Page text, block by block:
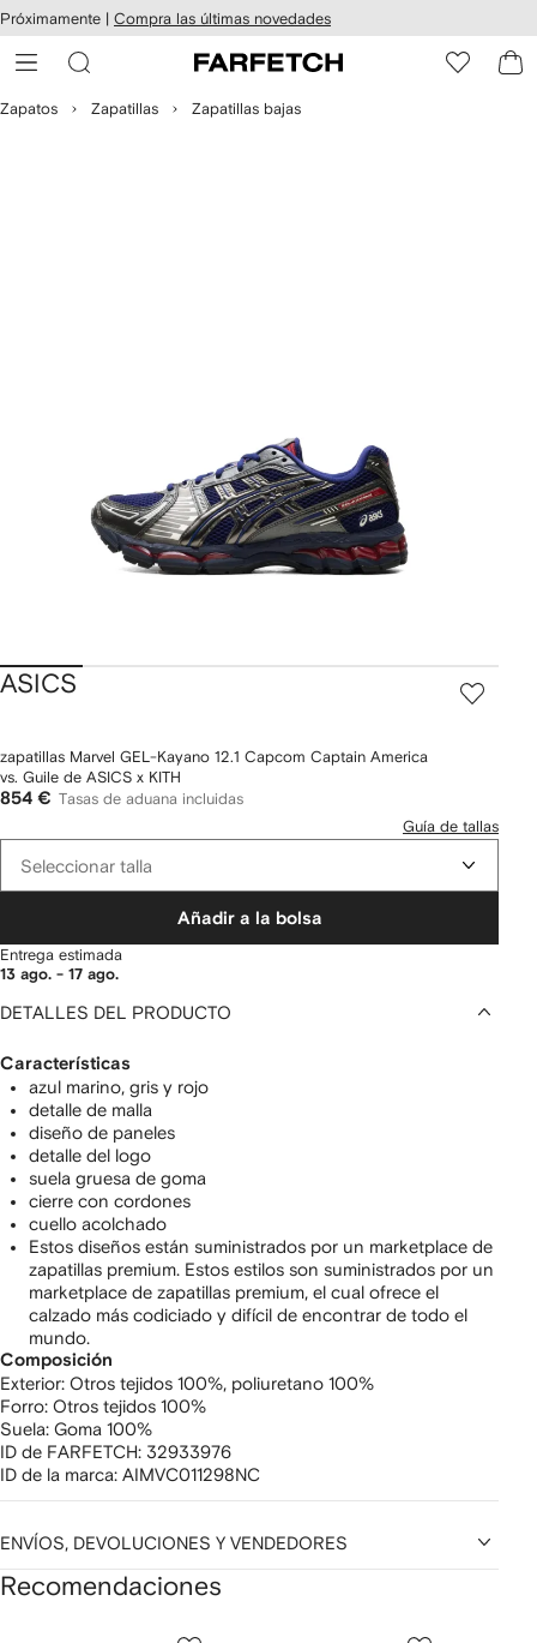
al
Próximamente | Compra las últimas novedades
Zapatos Zapatillas Zapatillas bajas
ASICS
zapatillas Marvel GEL-Kayano 12.1 Capcom Captain America
vs. Guile de ASICS x KITH
854 € Tasas de aduana incluidas
Guía de tallas
Seleccionar talla
Añadir a la bolsa
Entrega estimada
13 ago. - 17 ago.
DETALLES DEL PRODUCTO
Características
azul marino, gris y rojo
detalle de malla
diseño de paneles
detalle del logo
suela gruesa de goma
cierre con cordones
cuello acolchado
Estos diseños están suministrados por un marketplace de
zapatillas premium. Estos estilos son suministrados por un
marketplace de zapatillas premium, el cual ofrece el
calzado más codiciado y difícil de encontrar de todo el
mundo.
Composición
Exterior: Otros tejidos 100%, poliuretano 100%
Forro: Otros tejidos 100%
Suela: Goma 100%
ID de FARFETCH: 32933976
ID de la marca: AIMVC011298NC
ENVÍOS, DEVOLUCIONES Y VENDEDORES
Recomendaciones